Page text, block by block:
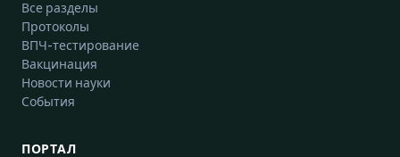
Все разделы
Протоколы
ВПЧ-тестирование
Вакцинация
Новости науки
События
ПОРТАЛ